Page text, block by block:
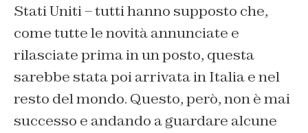
Stati Uniti – tutti hanno supposto che,
come tutte le novità annunciate e
rilasciate prima in un posto, questa
sarebbe stata poi arrivata in Italia e nel
resto del mondo. Questo, però, non è mai
successo e andando a guardare alcune